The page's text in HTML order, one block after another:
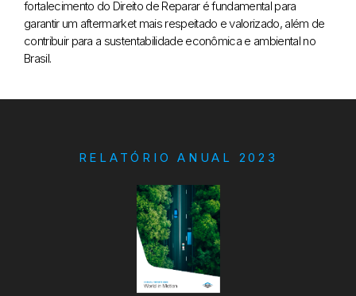
fortalecimento do Direito de Reparar é fundamental para
garantir um aftermarket mais respeitado e valorizado, além de
contribuir para a sustentabilidade econômica e ambiental no
Brasil.
RELATÓRIO ANUAL 2023